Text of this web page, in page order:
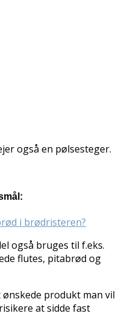
også en pølsesteger.
i brødristeren?
også bruges til f.eks.
flutes, pitabrød og
produkt man vil
at sidde fast